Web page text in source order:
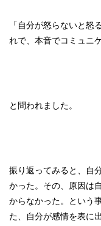
「自分が怒らないと怒
れで、本音でコミュニ
と問われました。
振り返ってみると、自
かった。その、原因は
からなかった。という
た、自分が感情を表に